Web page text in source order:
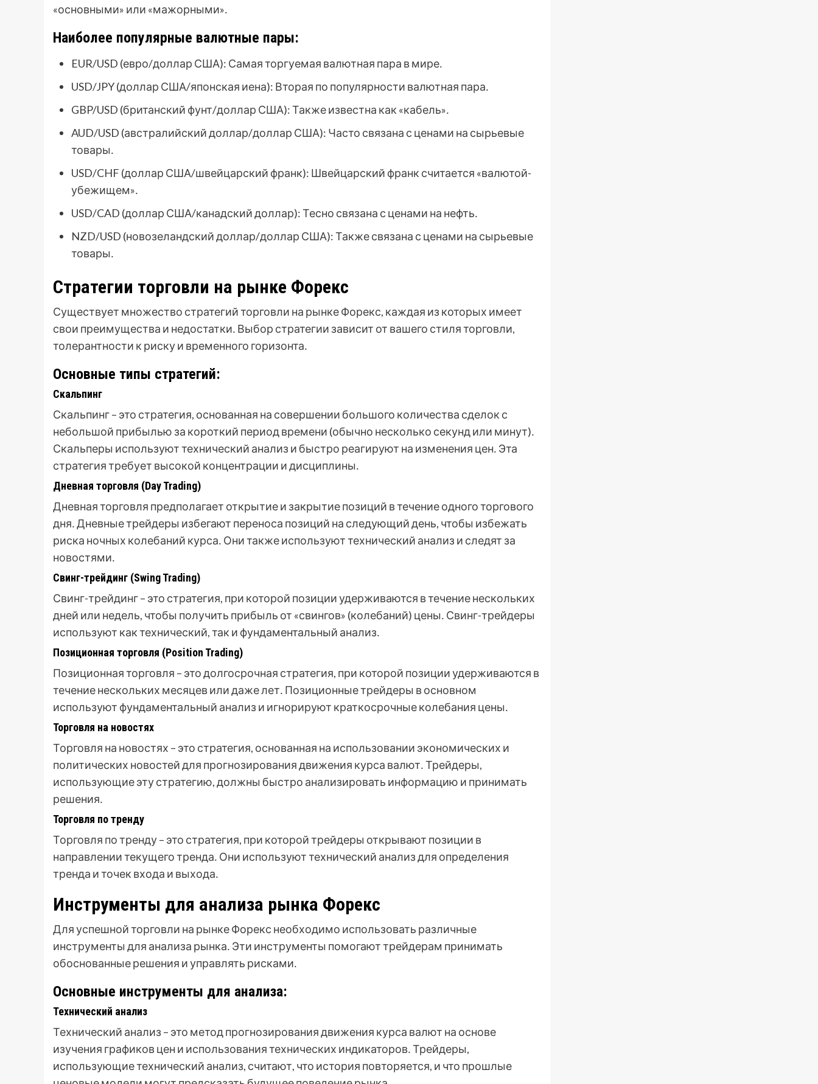
«основными» или «мажорными»․
Наиболее популярные валютные пары:
EUR/USD (евро/доллар США): Самая торгуемая валютная пара в мире․
USD/JPY (доллар США/японская иена): Вторая по популярности валютная пара․
GBP/USD (британский фунт/доллар США): Также известна как «кабель»․
AUD/USD (австралийский доллар/доллар США): Часто связана с ценами на сырьевые
товары․
USD/CHF (доллар США/швейцарский франк): Швейцарский франк считается «валютой-
убежищем»․
USD/CAD (доллар США/канадский доллар): Тесно связана с ценами на нефть․
NZD/USD (новозеландский доллар/доллар США): Также связана с ценами на сырьевые
товары․
Стратегии торговли на рынке Форекс
Существует множество стратегий торговли на рынке Форекс, каждая из которых имеет
свои преимущества и недостатки․ Выбор стратегии зависит от вашего стиля торговли,
толерантности к риску и временного горизонта․
Основные типы стратегий:
Скальпинг
Скальпинг – это стратегия, основанная на совершении большого количества сделок с
небольшой прибылью за короткий период времени (обычно несколько секунд или минут)․
Скальперы используют технический анализ и быстро реагируют на изменения цен․ Эта
стратегия требует высокой концентрации и дисциплины․
Дневная торговля (Day Trading)
Дневная торговля предполагает открытие и закрытие позиций в течение одного торгового
дня․ Дневные трейдеры избегают переноса позиций на следующий день, чтобы избежать
риска ночных колебаний курса․ Они также используют технический анализ и следят за
новостями․
Свинг-трейдинг (Swing Trading)
Свинг-трейдинг – это стратегия, при которой позиции удерживаются в течение нескольких
дней или недель, чтобы получить прибыль от «свингов» (колебаний) цены․ Свинг-трейдеры
используют как технический, так и фундаментальный анализ․
Позиционная торговля (Position Trading)
Позиционная торговля – это долгосрочная стратегия, при которой позиции удерживаются в
течение нескольких месяцев или даже лет․ Позиционные трейдеры в основном
используют фундаментальный анализ и игнорируют краткосрочные колебания цены․
Торговля на новостях
Торговля на новостях – это стратегия, основанная на использовании экономических и
политических новостей для прогнозирования движения курса валют․ Трейдеры,
использующие эту стратегию, должны быстро анализировать информацию и принимать
решения․
Торговля по тренду
Торговля по тренду – это стратегия, при которой трейдеры открывают позиции в
направлении текущего тренда․ Они используют технический анализ для определения
тренда и точек входа и выхода․
Инструменты для анализа рынка Форекс
Для успешной торговли на рынке Форекс необходимо использовать различные
инструменты для анализа рынка․ Эти инструменты помогают трейдерам принимать
обоснованные решения и управлять рисками․
Основные инструменты для анализа:
Технический анализ
Технический анализ – это метод прогнозирования движения курса валют на основе
изучения графиков цен и использования технических индикаторов․ Трейдеры,
использующие технический анализ, считают, что история повторяется, и что прошлые